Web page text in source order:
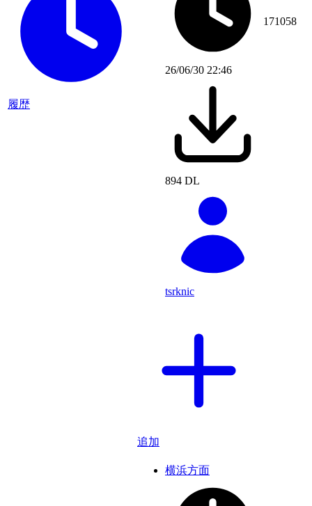
履歴
26/06/30 22:46
894 DL
tsrknic
追加
171058
横浜方面